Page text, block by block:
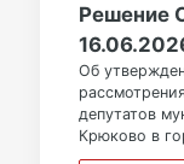
Решение
Об
депутатов
Крюково в